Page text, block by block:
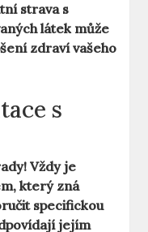
strava s
látek může
zdraví vašeho
s
Vždy je
který zná
specifickou
jejím